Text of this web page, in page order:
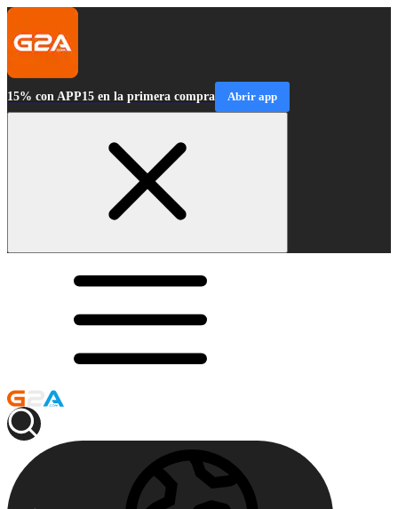
15% con APP15 en la primera compra Abrir app